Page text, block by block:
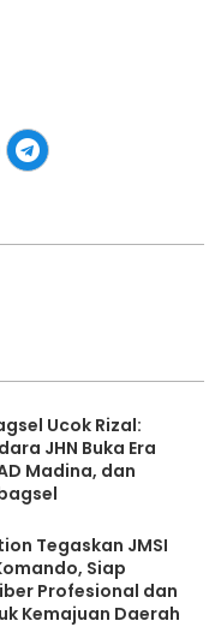
Ucok Rizal:
JHN Buka Era
Madina, dan
Tegaskan JMSI
Siap
Profesional dan
Kemajuan Daerah